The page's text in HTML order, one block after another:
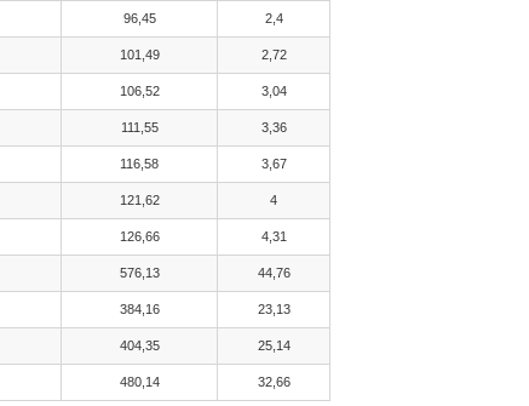
96,45 2,4
101,49 2,72
106,52 3,04
111,55 3,36
116,58 3,67
121,62 4
126,66 4,31
576,13 44,76
384,16 23,13
404,35 25,14
480,14 32,66